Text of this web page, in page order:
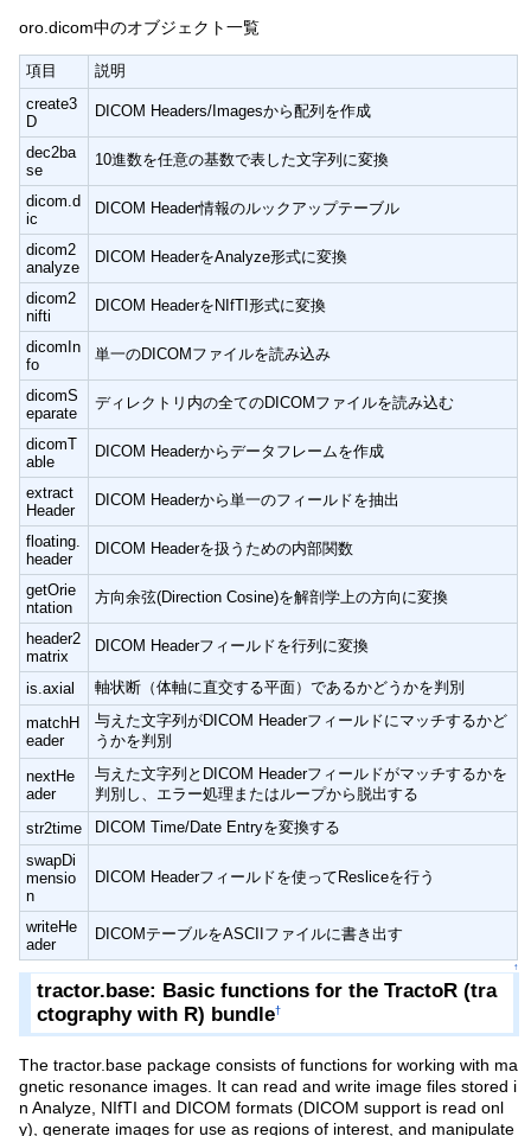
oro.dicom中のオブジェクト一覧
項目
説明
create3
D
DICOM Headers/Imagesから配列を作成
dec2ba
se
10進数を任意の基数で表した文字列に変換
dicom.d
ic
DICOM Header情報のルックアップテーブル
dicom2
analyze
DICOM HeaderをAnalyze形式に変換
dicom2
nifti
DICOM HeaderをNIfTI形式に変換
dicomIn
fo
単一のDICOMファイルを読み込み
dicomS
eparate
ディレクトリ内の全てのDICOMファイルを読み込む
dicomT
able
DICOM Headerからデータフレームを作成
extract
Header
DICOM Headerから単一のフィールドを抽出
floating.
header
DICOM Headerを扱うための内部関数
getOrie
ntation
方向余弦(Direction Cosine)を解剖学上の方向に変換
header2
matrix
DICOM Headerフィールドを行列に変換
is.axial
軸状断（体軸に直交する平面）であるかどうかを判別
matchH
eader
与えた文字列がDICOM Headerフィールドにマッチするかど
うかを判別
nextHe
ader
与えた文字列とDICOM Headerフィールドがマッチするかを
判別し、エラー処理またはループから脱出する
str2time
DICOM Time/Date Entryを変換する
swapDi
mensio
n
DICOM Headerフィールドを使ってResliceを行う
writeHe
ader
DICOMテーブルをASCIIファイルに書き出す
↑
tractor.base: Basic functions for the TractoR (tra
ctography with R) bundle†
The tractor.base package consists of functions for working with ma
gnetic resonance images. It can read and write image files stored i
n Analyze, NIfTI and DICOM formats (DICOM support is read onl
y), generate images for use as regions of interest, and manipulate